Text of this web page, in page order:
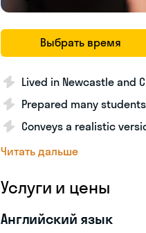
Выбрать время
Lived in Newcastle and
Prepared many
Conveys a realistic
Читать дальше
Услуги и цены
Английский язык